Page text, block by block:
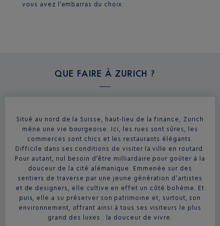
vous avez l’embarras du choix.
QUE FAIRE À ZURICH ?
Situé au nord de la Suisse, haut-lieu de la finance, Zurich
mène une vie bourgeoise. Ici, les rues sont sûres, les
commerces sont chics et les restaurants élégants.
Difficile dans ses conditions de visiter la ville en routard.
Pour autant, nul besoin d’être milliardaire pour goûter à la
douceur de la cité alémanique. Emmenée sur des
sentiers de traverse par une jeune génération d’artistes
et de designers, elle cultive en effet un côté bohème. Et
puis, elle a su préserver son patrimoine et, surtout, son
environnement, offrant ainsi à tous ses visiteurs le plus
grand des luxes : la douceur de vivre.